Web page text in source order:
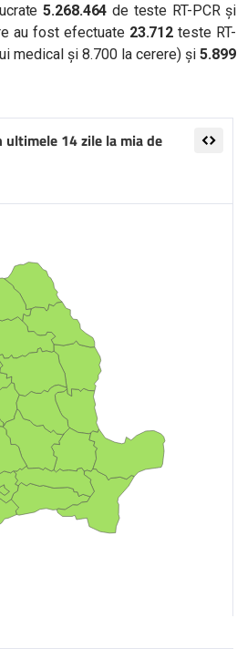
5.268.464 de teste RT-PCR și
au fost efectuate 23.712 teste RT-
medical și 8.700 la cerere) și5.899